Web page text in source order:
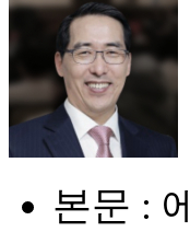
본문 :